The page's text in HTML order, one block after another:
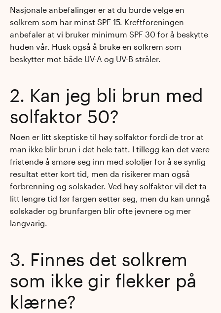
Nasjonale anbefalinger er at du burde velge en
solkrem som har minst SPF 15. Kreftforeningen
anbefaler at vi bruker minimum SPF 30 for å beskytte
huden vår. Husk også å bruke en solkrem som
beskytter mot både UV-A og UV-B stråler.
2. Kan jeg bli brun med
solfaktor 50?
Noen er litt skeptiske til høy solfaktor fordi de tror at
man ikke blir brun i det hele tatt. I tillegg kan det være
fristende å smøre seg inn med sololjer for å se synlig
resultat etter kort tid, men da risikerer man også
forbrenning og solskader. Ved høy solfaktor vil det ta
litt lengre tid før fargen setter seg, men du kan unngå
solskader og brunfargen blir ofte jevnere og mer
langvarig.
3. Finnes det solkrem
som ikke gir flekker på
klærne?